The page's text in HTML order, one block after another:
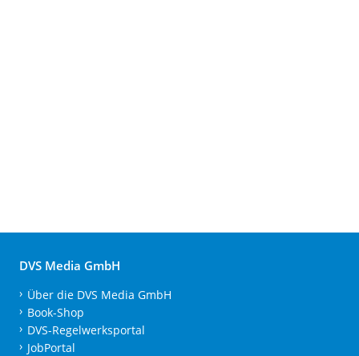
DVS Media GmbH
Über die DVS Media GmbH
Book-Shop
DVS-Regelwerksportal
JobPortal